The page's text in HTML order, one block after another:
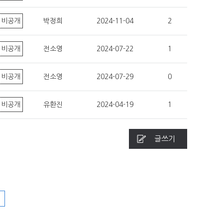
비공개 박정희 2024-11-04 2
비공개 전소영 2024-07-22 1
비공개 전소영 2024-07-29 0
비공개 유환진 2024-04-19 1
글쓰기